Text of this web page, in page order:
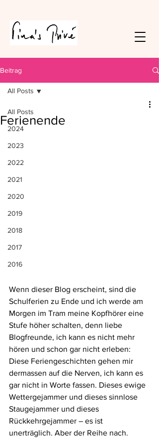
Beitrag
All Posts
2024
2023
2022
2021
2020
2019
2018
2017
2016
All Posts
Ferienende
Wenn dieser Blog erscheint, sind die
Schulferien zu Ende und ich werde am
Morgen im Tram meine Kopfhörer eine
Stufe höher schalten, denn liebe
Blogfreunde, ich kann es nicht mehr
hören und schon gar nicht erleben:
Diese Feriengeschichten gehen mir
dermassen auf die Nerven, ich kann es
gar nicht in Worte fassen. Dieses ewige
Wettergejammer und dieses sinnlose
Staugejammer und dieses
Rückkehrgejammer – es ist
unerträglich. Aber der Reihe nach.